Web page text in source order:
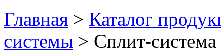
Главная > Каталог
системы > Сплит-